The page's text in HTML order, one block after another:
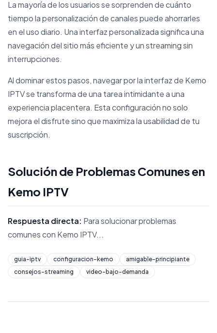
La mayoría de los usuarios se sorprenden de cuánto
tiempo la personalización de canales puede ahorrarles
en el uso diario. Una interfaz personalizada significa una
navegación del sitio más eficiente y un streaming sin
interrupciones.
Al dominar estos pasos, navegar por la interfaz de Kemo
IPTV se transforma de una tarea intimidante a una
experiencia placentera. Esta configuración no solo
mejora el disfrute sino que maximiza la usabilidad de tu
suscripción.
Solución de Problemas Comunes en
Kemo IPTV
Respuesta directa: Para solucionar problemas
comunes con Kemo IPTV...
guia-iptv configuracion-kemo
amigable-principiante
consejos-streaming
video-bajo-demanda